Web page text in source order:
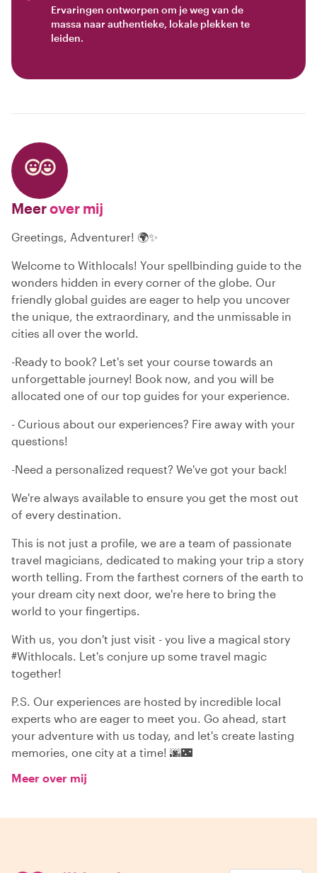
Ervaringen ontworpen om je weg van de
massa naar authentieke, lokale plekken te
leiden.
Meerover mij
Greetings, Adventurer! 🌍✨
Welcome to Withlocals! Your spellbinding guide to the
wonders hidden in every corner of the globe. Our
friendly global guides are eager to help you uncover
the unique, the extraordinary, and the unmissable in
cities all over the world.
-Ready to book? Let's set your course towards an
unforgettable journey! Book now, and you will be
allocated one of our top guides for your experience.
- Curious about our experiences? Fire away with your
questions!
-Need a personalized request? We've got your back!
We're always available to ensure you get the most out
of every destination.
This is not just a profile, we are a team of passionate
travel magicians, dedicated to making your trip a story
worth telling. From the farthest corners of the earth to
your dream city next door, we're here to bring the
world to your fingertips.
With us, you don't just visit - you live a magical story
#Withlocals. Let's conjure up some travel magic
together!
P.S. Our experiences are hosted by incredible local
experts who are eager to meet you. Go ahead, start
your adventure with us today, and let's create lasting
memories, one city at a time! 🌆🌃
Meer over mij